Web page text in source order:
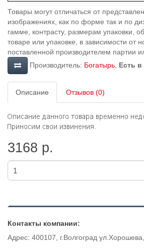
Товары могут отличаться от
изображениях, как по форме так и по
гамме, контрасту, размерам упаковки,
товаре или упаковке, в зависимости от
поставленной производителем партии
Производитель: Богатырь Есть
Описание Отзывов (0)
3168 р.
Контакты компании:
Адрес: 400107, г.Волгоград ул.Хорошева,